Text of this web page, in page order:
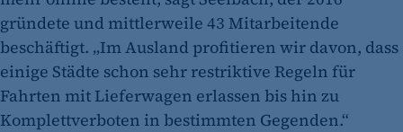
gründete und mittlerweile 43 Mitarbeitende
beschäftigt. „Im Ausland profitieren wir davon, dass
einige Städte schon sehr restriktive Regeln für
Fahrten mit Lieferwagen erlassen bis hin zu
Komplettverboten in bestimmten Gegenden.“